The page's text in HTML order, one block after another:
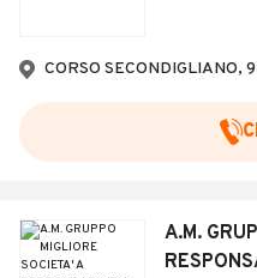
CORSO
A.M.